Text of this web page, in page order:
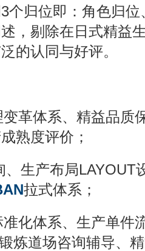
个归位即：角色归
，剔除在日式精益
的认同与好评。
革体系、精益品质
熟度评价；
、生产布局LAYOUT
拉式体系；
化体系、生产单件
炼道场咨询辅导、